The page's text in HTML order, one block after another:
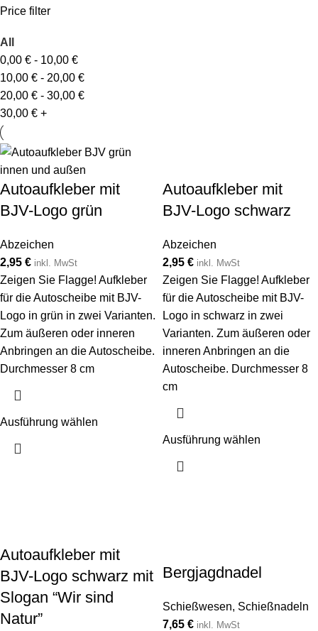
Price filter
All
0,00 € - 10,00 €
10,00 € - 20,00 €
20,00 € - 30,00 €
30,00 € +
Autoaufkleber mit
BJV-Logo grün
Abzeichen
2,95 € inkl. MwSt
Zeigen Sie Flagge! Aufkleber
für die Autoscheibe mit BJV-
Logo in grün in zwei Varianten.
Zum äußeren oder inneren
Anbringen an die Autoscheibe.
Durchmesser 8 cm
Ausführung wählen
Autoaufkleber mit
BJV-Logo schwarz
Abzeichen
2,95 € inkl. MwSt
Zeigen Sie Flagge! Aufkleber
für die Autoscheibe mit BJV-
Logo in schwarz in zwei
Varianten. Zum äußeren oder
inneren Anbringen an die
Autoscheibe. Durchmesser 8
cm
Ausführung wählen
Autoaufkleber mit
BJV-Logo schwarz mit
Slogan “Wir sind
Natur”
Bergjagdnadel
Schießwesen, Schießnadeln
7,65 € inkl. MwSt